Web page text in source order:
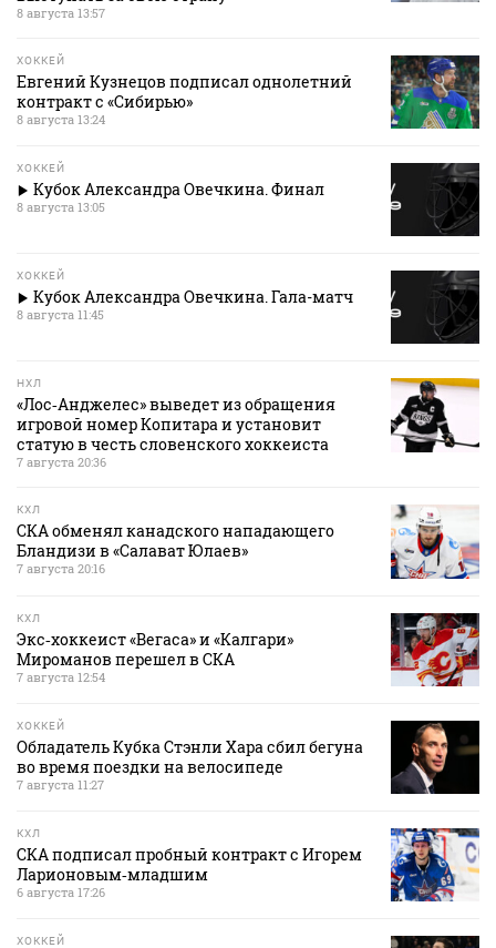
8 августа 13:57
ХОККЕЙ
Евгений Кузнецов подписал однолетний
контракт с «Сибирью»
8 августа 13:24
ХОККЕЙ
Кубок Александра Овечкина. Финал
8 августа 13:05
ХОККЕЙ
Кубок Александра Овечкина. Гала-матч
8 августа 11:45
НХЛ
«Лос‑Анджелес» выведет из обращения
игровой номер Копитара и установит
статую в честь словенского хоккеиста
7 августа 20:36
КХЛ
СКА обменял канадского нападающего
Бландизи в «Салават Юлаев»
7 августа 20:16
КХЛ
Экс‑хоккеист «Вегаса» и «Калгари»
Мироманов перешел в СКА
7 августа 12:54
ХОККЕЙ
Обладатель Кубка Стэнли Хара сбил бегуна
во время поездки на велосипеде
7 августа 11:27
КХЛ
СКА подписал пробный контракт с Игорем
Ларионовым‑младшим
6 августа 17:26
ХОККЕЙ